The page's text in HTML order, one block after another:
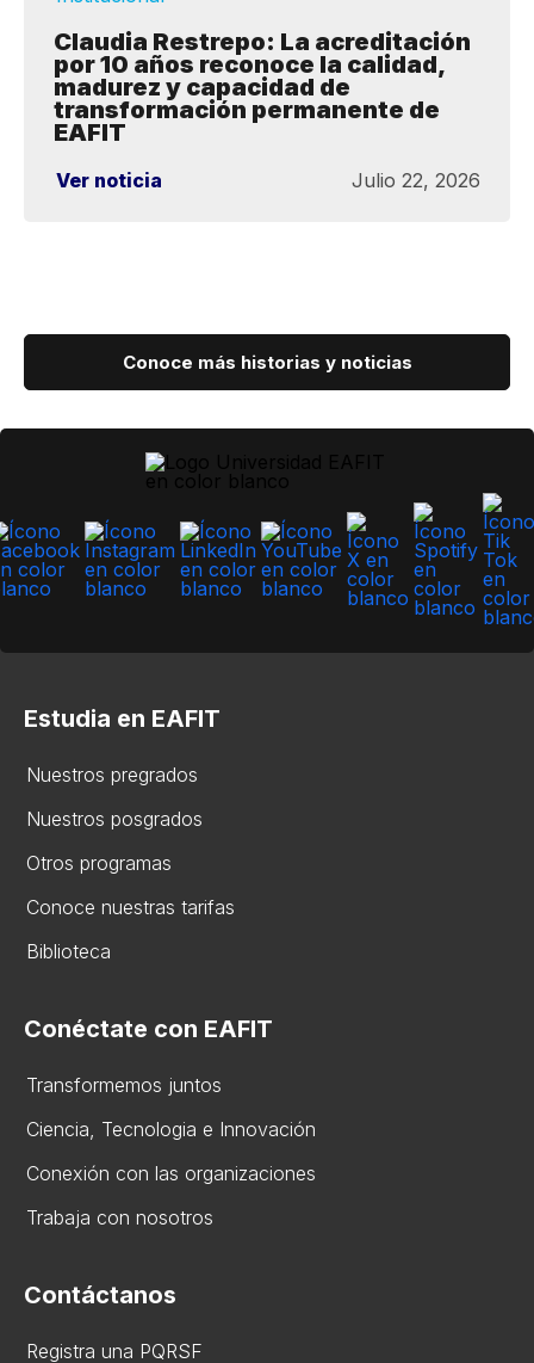
Claudia Restrepo: La acreditación
por 10 años reconoce la calidad,
madurez y capacidad de
transformación permanente de
EAFIT
Ver noticia Julio 22, 2026
Conoce más historias y noticias
Estudia en EAFIT
Nuestros pregrados
Nuestros posgrados
Otros programas
Conoce nuestras tarifas
Biblioteca
Conéctate con EAFIT
Transformemos juntos
Ciencia, Tecnologia e Innovación
Conexión con las organizaciones
Trabaja con nosotros
Contáctanos
Registra una PQRSF